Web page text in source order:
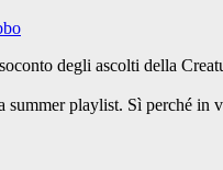
degli ascolti della
playlist. Sì perché